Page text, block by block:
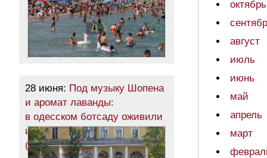
28 июня: Под музыку Шопена
и аромат лаванды:
в одесском ботсаду оживили
исторический фонтан
(фоторепортаж)
октябрь
август
июль
июнь
май
апрель
март